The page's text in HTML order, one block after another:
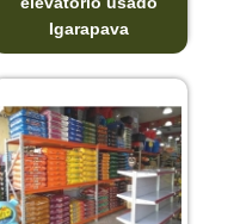
Igarapava